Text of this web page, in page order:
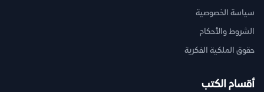
سياسة الخصوصية
الشروط والأحكام
حقوق الملكية الفكرية
أقسام الكتب